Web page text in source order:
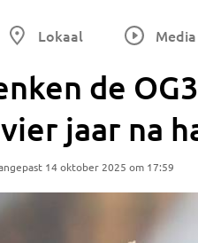
Lokaal Media
de
jaar na
14 oktober 2025 om 17:59